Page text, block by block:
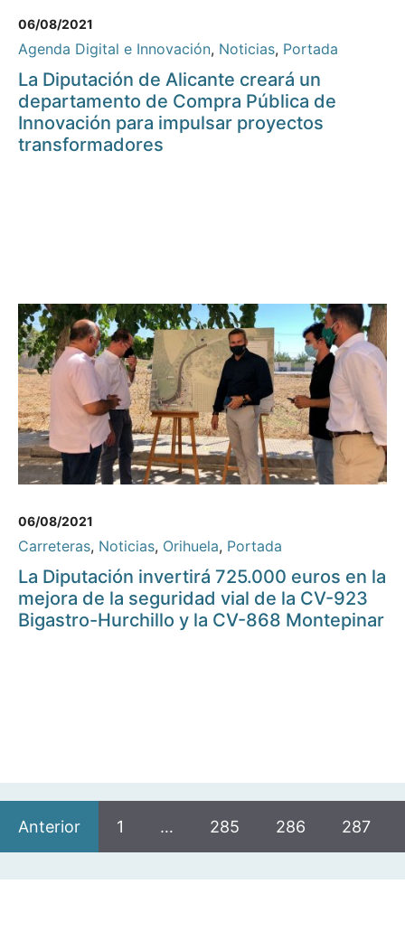
06/08/2021
Agenda Digital e Innovación, Noticias, Portada
La Diputación de Alicante creará un
departamento de Compra Pública de
Innovación para impulsar proyectos
transformadores
06/08/2021
Carreteras, Noticias, Orihuela, Portada
La Diputación invertirá 725.000 euros en la
mejora de la seguridad vial de la CV-923
Bigastro-Hurchillo y la CV-868 Montepinar
Anterior 1 … 285 286 287